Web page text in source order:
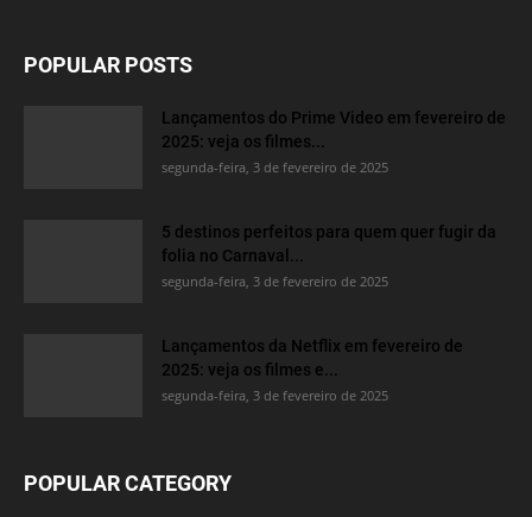
POPULAR POSTS
Lançamentos do Prime Video em fevereiro de
2025: veja os filmes...
segunda-feira, 3 de fevereiro de 2025
5 destinos perfeitos para quem quer fugir da
folia no Carnaval...
segunda-feira, 3 de fevereiro de 2025
Lançamentos da Netflix em fevereiro de
2025: veja os filmes e...
segunda-feira, 3 de fevereiro de 2025
POPULAR CATEGORY